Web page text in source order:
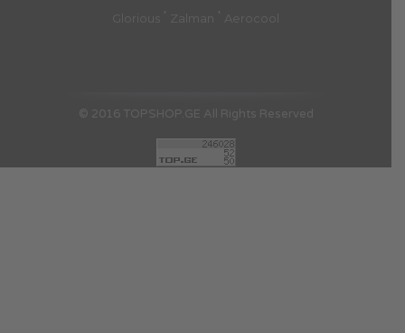
Glorious ' Zalman ' Aerocool
© 2016 TOPSHOP.GE All Rights Reserved